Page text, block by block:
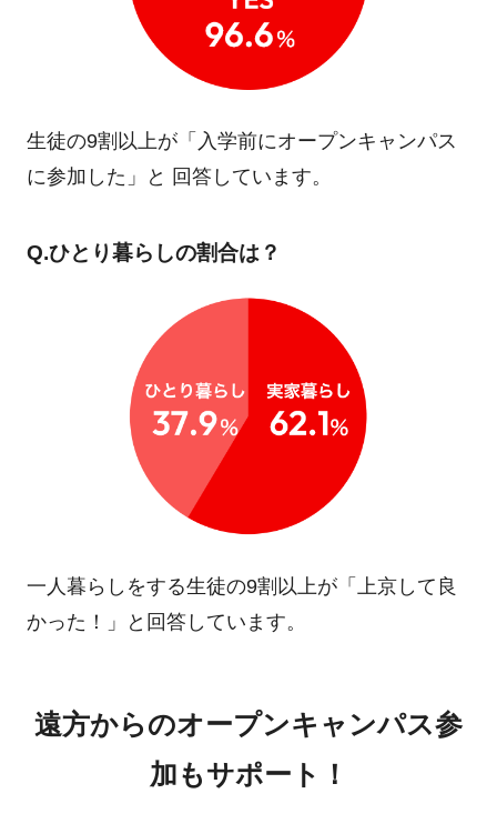
生徒の9割以上が「入学前にオープンキャンパス
に参加した」と 回答しています。
Q.ひとり暮らしの割合は？
一人暮らしをする生徒の9割以上が「上京して良
かった！」と 回答しています。
遠方からのオープンキャンパス参
加もサポート！